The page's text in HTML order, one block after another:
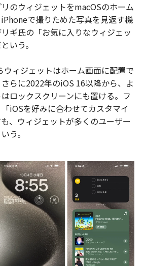
のウィジェットをmacOSのホーム
で撮りためた写真を見返す機
ギ氏の「お気に入りなウィジェッ
いう。
ウィジェットはホーム画面に配置で
らに2022年のiOS 16以降から、よ
ロックスクリーンにも置ける。フ
iOSを好みに合わせてカスタマイ
、ウィジェットが多くのユーザー
う。